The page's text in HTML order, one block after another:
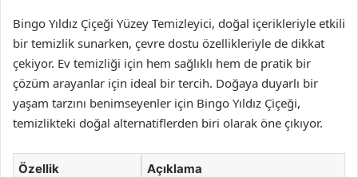
Bingo Yıldız Çiçeği Yüzey Temizleyici, doğal içerikleriyle etkili
bir temizlik sunarken, çevre dostu özellikleriyle de dikkat
çekiyor. Ev temizliği için hem sağlıklı hem de pratik bir
çözüm arayanlar için ideal bir tercih. Doğaya duyarlı bir
yaşam tarzını benimseyenler için Bingo Yıldız Çiçeği,
temizlikteki doğal alternatiflerden biri olarak öne çıkıyor.
Özellik Açıklama